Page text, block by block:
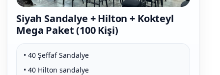
Siyah Sandalye + Hilton + Kokteyl
Mega Paket (100 Kişi)
• 40 Şeffaf Sandalye
• 40 Hilton sandalye